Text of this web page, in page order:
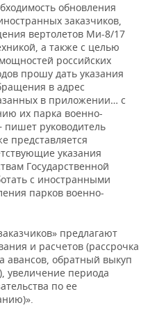
обновления
заказчиков,
вертолетов Ми-8/17
а также с целью
российских
прошу дать указания
в адрес
в приложении… с
их парка военно-
руководитель
представляется
указания
Государственной
с иностранными
парков военно-
предлагают
и расчетов (рассрочка
авансов, обратный выкуп
увеличение периода
по ее